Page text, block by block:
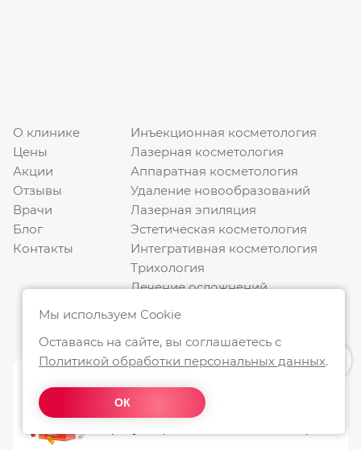
О клинике
Цены
Акции
Отзывы
Врачи
Блог
Контакты
Инъекционная косметология
Лазерная косметология
Аппаратная косметология
Удаление новообразований
Лазерная эпиляция
Эстетическая косметология
Интегративная косметология
Трихология
Лечение осложнений
Программа лояльности
«Особенно хорошее место 2026»
Награда от Яндекс за рейтинг 5.0 и
Мы используем Cookie
Оставаясь на сайте, вы соглашаетесь с
Политикой обработки персональных данных.
ОК